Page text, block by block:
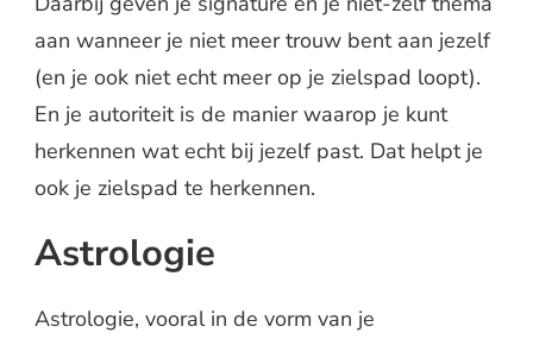
aan wanneer je niet meer trouw bent aan jezelf
(en je ook niet echt meer op je zielspad loopt).
En je autoriteit is de manier waarop je kunt
herkennen wat echt bij jezelf past. Dat helpt je
ook je zielspad te herkennen.
Astrologie
Astrologie, vooral in de vorm van je